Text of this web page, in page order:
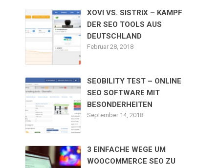
XOVI VS. SISTRIX – KAMPF
DER SEO TOOLS AUS
DEUTSCHLAND
Februar 28, 2018
SEOBILITY TEST – ONLINE
SEO SOFTWARE MIT
BESONDERHEITEN
September 14, 2018
3 EINFACHE WEGE UM
WOOCOMMERCE SEO ZU